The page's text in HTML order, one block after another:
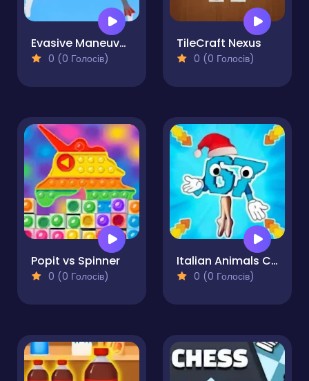
Evasive Maneuvers
0 (0 Голосів)
TileCraft Nexus
0 (0 Голосів)
Popit vs Spinner
0 (0 Голосів)
Italian Animals Create a Christmas Brainrot!
0 (0 Голосів)